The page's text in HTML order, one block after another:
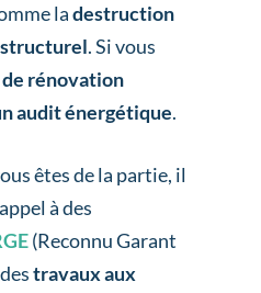
ladestruction
. Si vous
rénovation
audit énergétique.
êtes de la partie, il
à des
(Reconnu Garant
travaux aux